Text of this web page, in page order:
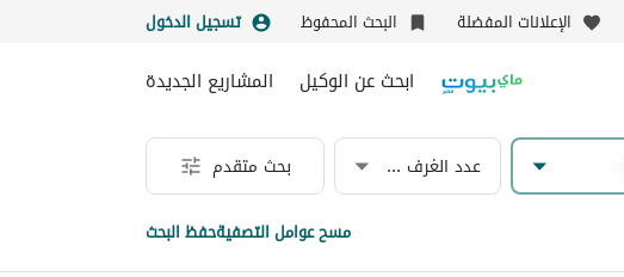
الإعلانات المفضلة البحث المحفوظ تسجيل الدخول
ابحث عن الوكيل المشاريع الجديدة
عدد الغرف & الحمامات بحث متقدم
مسح عوامل التصفيةحفظ البحث